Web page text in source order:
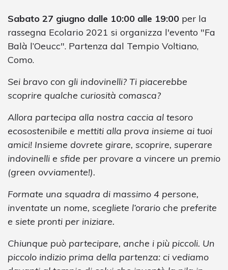
Sabato 27 giugno dalle 10:00 alle 19:00 per la
rassegna Ecolario 2021 si organizza l'evento "Fa
Balà l’Oeucc". Partenza dal Tempio Voltiano,
Como.
Sei bravo con gli indovinelli? Ti piacerebbe
scoprire qualche curiosità comasca?
Allora partecipa alla nostra caccia al tesoro
ecosostenibile e mettiti alla prova insieme ai tuoi
amici! Insieme dovrete girare, scoprire, superare
indovinelli e sfide per provare a vincere un premio
(green ovviamente!).
Formate una squadra di massimo 4 persone,
inventate un nome, scegliete l’orario che preferite
e siete pronti per iniziare.
Chiunque può partecipare, anche i più piccoli. Un
piccolo indizio prima della partenza: ci vediamo